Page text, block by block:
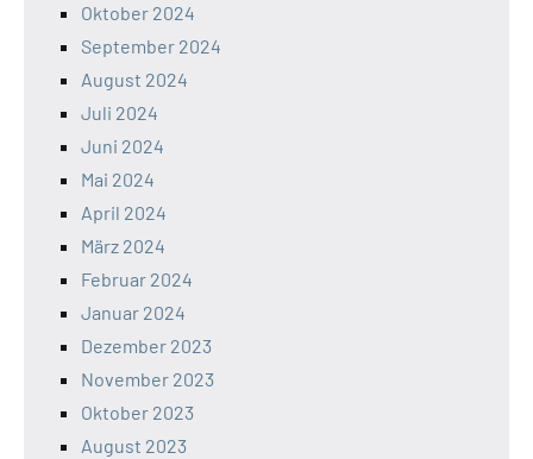
Oktober 2024
September 2024
August 2024
Juli 2024
Juni 2024
Mai 2024
April 2024
März 2024
Februar 2024
Januar 2024
Dezember 2023
November 2023
Oktober 2023
August 2023